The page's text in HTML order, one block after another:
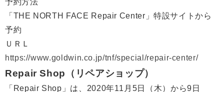
予約方法
「THE NORTH FACE Repair Center」特設サイトから
予約
ＵＲＬ
https://www.goldwin.co.jp/tnf/special/repair-center/
Repair Shop（リペアショップ）
「Repair Shop」は、2020年11月5日（木）から9日